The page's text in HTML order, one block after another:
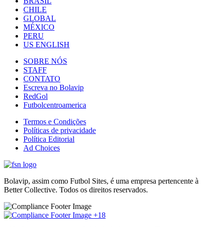
CHILE
GLOBAL
MÉXICO
PERU
US ENGLISH
SOBRE NÓS
STAFF
CONTATO
Escreva no Bolavip
RedGol
Futbolcentroamerica
Termos e Condições
Políticas de privacidade
Política Editorial
Ad Choices
Bolavip, assim como Futbol Sites, é uma empresa pertencente à
Better Collective. Todos os direitos reservados.